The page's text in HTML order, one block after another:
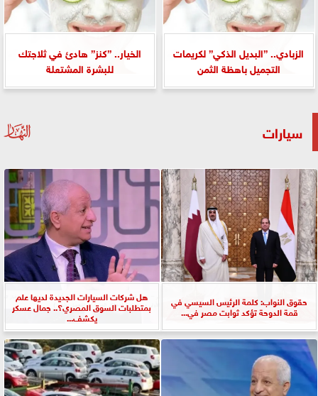
الزبادي.. ”البديل الذكي” لكريمات
التجميل باهظة الثمن
الخيار.. ”كنز” هادئ في ثلاجتك
للبشرة المشتعلة
سيارات
حقوق النواب: كلمة الرئيس السيسي في
قمة الدوحة تؤكد ثوابت مصر في...
هل شركات السيارات الجديدة لديها علم
بمتطلبات السوق المصري؟.. جمال عسكر
يكشف...